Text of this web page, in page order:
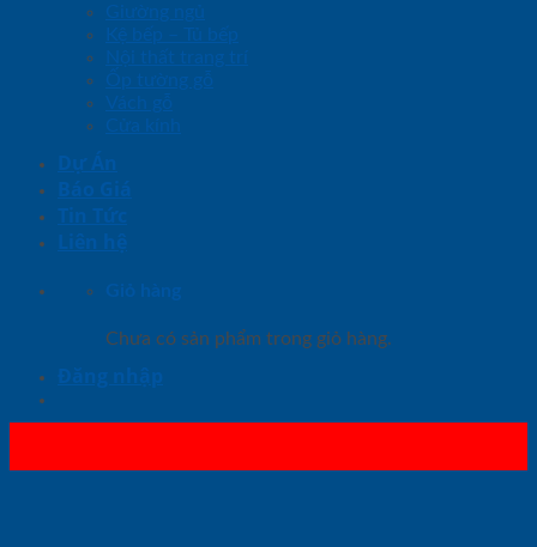
Giường ngủ
Kệ bếp – Tủ bếp
Nội thất trang trí
Ốp tường gỗ
Vách gỗ
Cửa kính
Dự Án
Báo Giá
Tin Tức
Liên hệ
Giỏ hàng
Chưa có sản phẩm trong giỏ hàng.
Đăng nhập